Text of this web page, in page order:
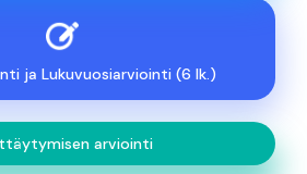
ja Lukuvuosiarviointi (6 lk.)
arviointi